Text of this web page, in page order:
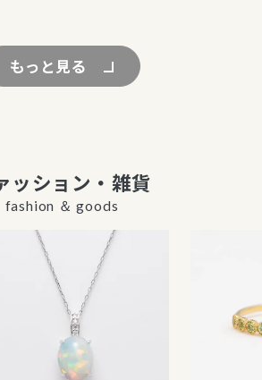
もっと見る
ッション・雑貨
fashion ＆ goods